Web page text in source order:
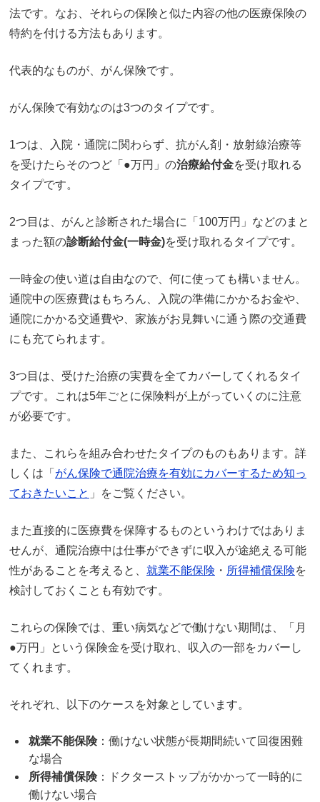
法です。なお、それらの保険と似た内容の他の医療保険の
特約を付ける方法もあります。
代表的なものが、がん保険です。
がん保険で有効なのは3つのタイプです。
1つは、入院・通院に関わらず、抗がん剤・放射線治療等
を受けたらそのつど「●万円」の治療給付金を受け取れる
タイプです。
2つ目は、がんと診断された場合に「100万円」などのまと
まった額の診断給付金(一時金)を受け取れるタイプです。
一時金の使い道は自由なので、何に使っても構いません。
通院中の医療費はもちろん、入院の準備にかかるお金や、
通院にかかる交通費や、家族がお見舞いに通う際の交通費
にも充てられます。
3つ目は、受けた治療の実費を全てカバーしてくれるタイ
プです。これは5年ごとに保険料が上がっていくのに注意
が必要です。
また、これらを組み合わせたタイプのものもあります。詳
しくは「 がん保険で通院治療を有効にカバーするため知っ
ておきたいこと 」をご覧ください。
また直接的に医療費を保障するものというわけではありま
せんが、通院治療中は仕事ができずに収入が途絶える可能
性があることを考えると、 就業不能保険 ・ 所得補償保険を
検討しておくことも有効です。
これらの保険では、重い病気などで働けない期間は、「月
●万円」という保険金を受け取れ、収入の一部をカバーし
てくれます。
それぞれ、以下のケースを対象としています。
就業不能保険：働けない状態が長期間続いて回復困難
な場合
所得補償保険：ドクターストップがかかって一時的に
働けない場合